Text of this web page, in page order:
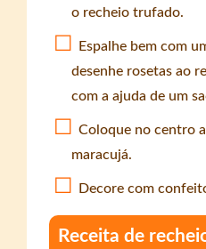
o recheio trufado.
Espalhe bem com
desenhe rosetas ao
com a ajuda de um
Coloque no centro
maracujá.
Decore com
Receita de